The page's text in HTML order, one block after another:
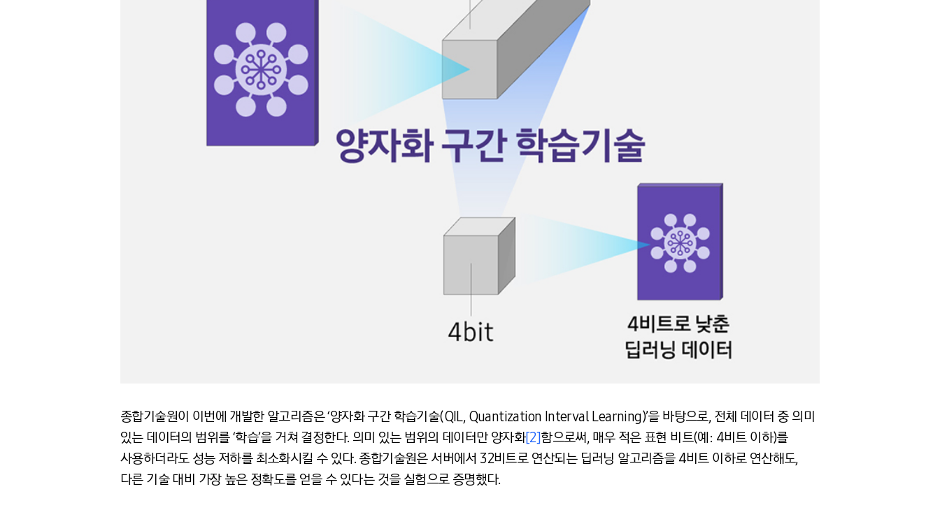
종합기술원이 이번에 개발한 알고리즘은 ‘양자화 구간 학습기술(QIL, Quantization Interval Learning)’을 바탕으로, 전체 데이터 중 의미
있는 데이터의 범위를 ‘학습’을 거쳐 결정한다. 의미 있는 범위의 데이터만 양자화[2]함으로써, 매우 적은 표현 비트(예: 4비트 이하)를
사용하더라도 성능 저하를 최소화시킬 수 있다. 종합기술원은 서버에서 32비트로 연산되는 딥러닝 알고리즘을 4비트 이하로 연산해도,
다른 기술 대비 가장 높은 정확도를 얻을 수 있다는 것을 실험으로 증명했다.